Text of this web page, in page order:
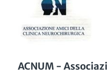
ACNUM -